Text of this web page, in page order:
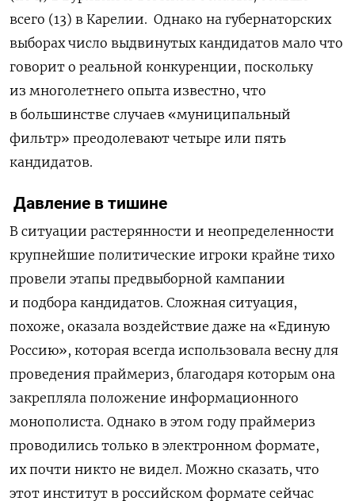
всего (13) в Карелии. Однако на губернаторских
выборах число выдвинутых кандидатов мало что
говорит о реальной конкуренции, поскольку
из многолетнего опыта известно, что
в большинстве случаев «муниципальный
фильтр» преодолевают четыре или пять
кандидатов.
Давление в тишине
В ситуации растерянности и неопределенности
крупнейшие политические игроки крайне тихо
провели этапы предвыборной кампании
и подбора кандидатов. Сложная ситуация,
похоже, оказала воздействие даже на «Единую
Россию», которая всегда использовала весну для
проведения праймериз, благодаря которым она
закрепляла положение информационного
монополиста. Однако в этом году праймериз
проводились только в электронном формате,
их почти никто не видел. Можно сказать, что
этот институт в российском формате сейчас